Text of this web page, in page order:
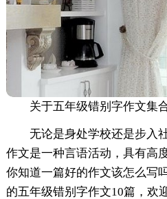
关于五年级错别字作文集
无论是身处学校还是步入
作文是一种言语活动，具有高
你知道一篇好的作文该怎么写
的五年级错别字作文10篇，欢